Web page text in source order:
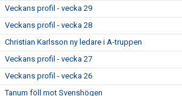
Veckans profil - vecka 29
Veckans profil - vecka 28
Christian Karlsson ny ledare i A-truppen
Veckans profil - vecka 27
Veckans profil - vecka 26
Tanum föll mot Svenshögen